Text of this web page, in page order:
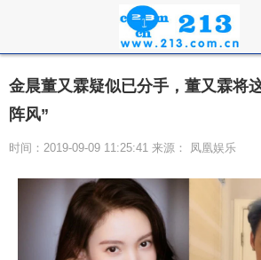
金晨董又霖疑似已分手，董又霖将
阵风”
时间：2019-09-09 11:25:41 来源： 凤凰娱乐